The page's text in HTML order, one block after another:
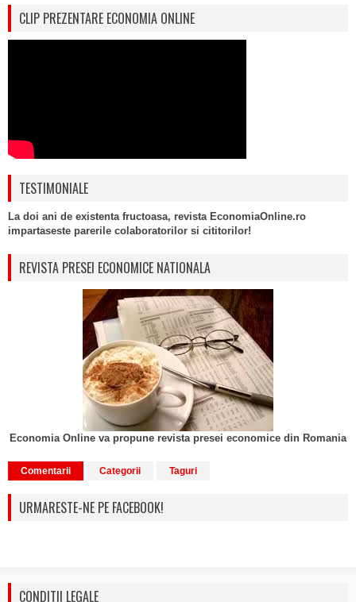
CLIP PREZENTARE ECONOMIA ONLINE
TESTIMONIALE
La doi ani de existenta fructoasa, revista EconomiaOnline.ro
impartaseste parerile colaboratorilor si cititorilor!
REVISTA PRESEI ECONOMICE NATIONALA
Economia Online va propune revista presei economice din Romania
Comentarii Categorii Taguri
URMARESTE-NE PE FACEBOOK!
CONDITII LEGALE